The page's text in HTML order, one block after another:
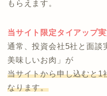
で何度でも利用できる完
今なら「Amazonギフト」
もらえます。